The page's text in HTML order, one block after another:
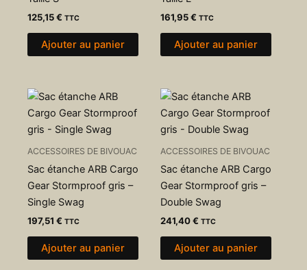
125,15€ TTC
Ajouter au panier
161,95€ TTC
Ajouter au panier
ACCESSOIRES DE BIVOUAC
Sac étanche ARB Cargo
Gear Stormproof gris –
Single Swag
197,51 € TTC
Ajouter au panier
ACCESSOIRES DE BIVOUAC
Sac étanche ARB Cargo
Gear Stormproof gris –
Double Swag
241,40€ TTC
Ajouter au panier